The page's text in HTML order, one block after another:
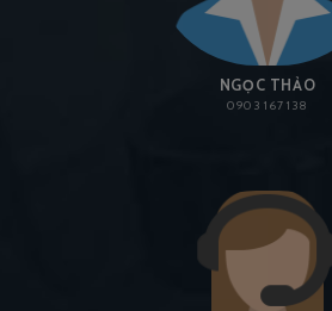
NGỌC THẢO
0903 167 138